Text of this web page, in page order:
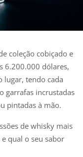
coleção cobiçado e
6.200.000 dólares,
lugar, tendo cada
garrafas incrustadas
pintadas à mão.
de whisky mais
qual o seu sabor